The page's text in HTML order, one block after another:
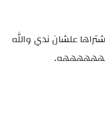
علشان ندي والله